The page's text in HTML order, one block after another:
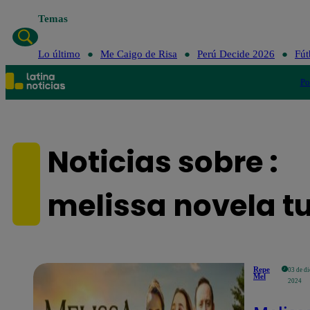
Temas
Lo último Me Caigo de Risa Perú Decide 2026
Noticias sobre :
melissa novela
Repe
Mel
03 de
2024